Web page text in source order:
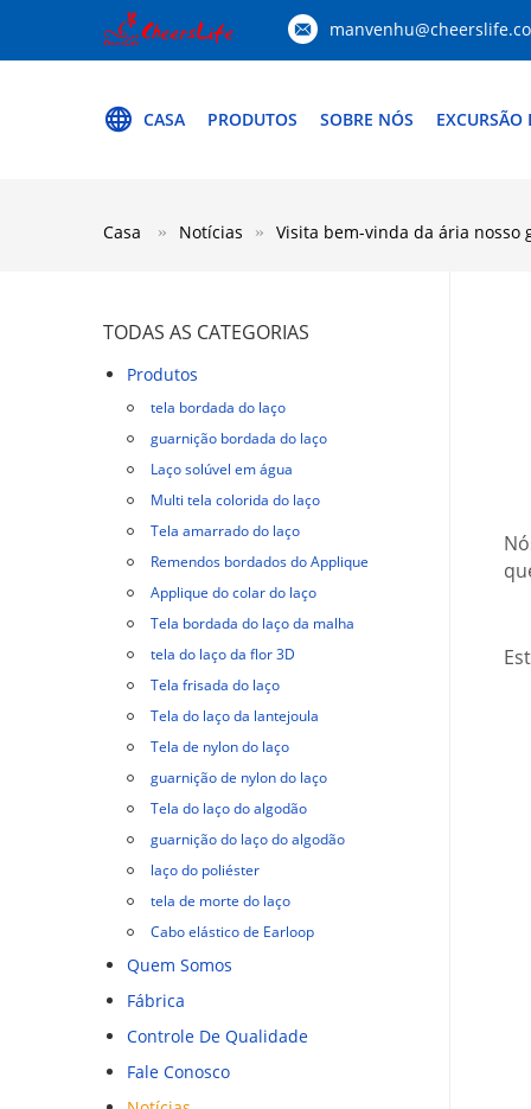
CASA PRODUTOS SOBRE NÓS EXCURSÃO
Casa Notícias Visita bem-vinda da ária nosso
TODAS AS CATEGORIAS
Produtos
tela bordada do laço
guarnição bordada do laço
Laço solúvel em água
Multi tela colorida do laço
Tela amarrado do laço
Remendos bordados do Applique
Applique do colar do laço
Tela bordada do laço da malha
tela do laço da flor 3D
Tela frisada do laço
Tela do laço da lantejoula
Tela de nylon do laço
guarnição de nylon do laço
Tela do laço do algodão
guarnição do laço do algodão
laço do poliéster
tela de morte do laço
Cabo elástico de Earloop
Quem Somos
Fábrica
Controle De Qualidade
Fale Conosco